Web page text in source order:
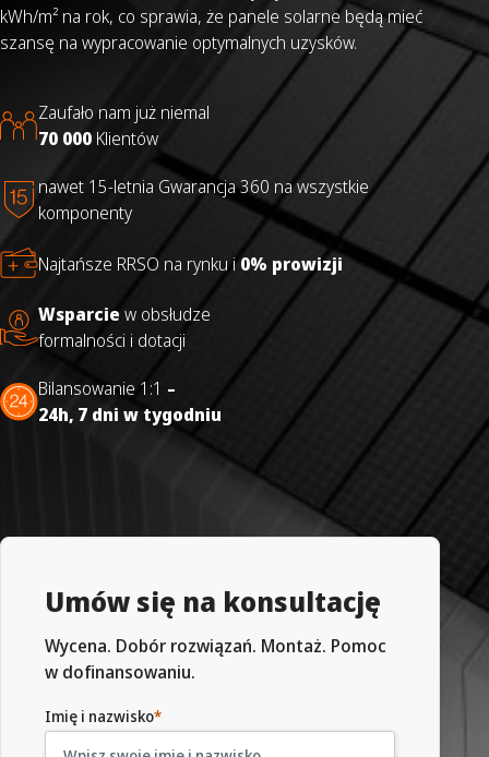
kWh/m² na rok, co sprawia, że panele solarne będą mieć
szansę na wypracowanie optymalnych uzysków.
Zaufało nam już niemal
70 000 Klientów
nawet 15-letnia Gwarancja 360 na wszystkie
komponenty
Najtańsze RRSO na rynku i0% prowizji
Wsparcie w obsłudze
formalności i dotacji
Bilansowanie 1:1 –
24h, 7 dni w tygodniu
Umów się na konsultację
Wycena. Dobór rozwiązań. Montaż. Pomoc
w dofinansowaniu.
Imię i nazwisko*